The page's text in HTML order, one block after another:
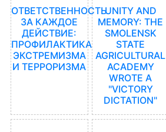
ОТВЕТСТВЕННОСТЬ
ЗА КАЖДОЕ
ДЕЙСТВИЕ:
ПРОФИЛАКТИКА
ЭКСТРЕМИЗМА
И ТЕРРОРИЗМА
UNITY AND
MEMORY: THE
SMOLENSK
STATE
AGRICULTURAL
ACADEMY
WROTE A
"VICTORY
DICTATION"